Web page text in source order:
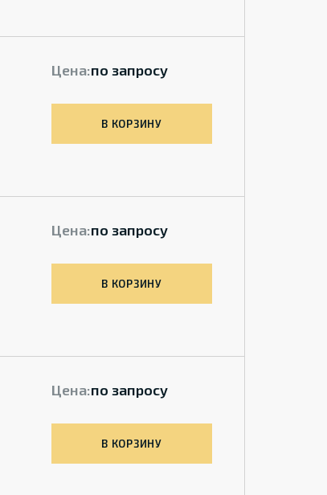
Цена:по запросу
В КОРЗИНУ
Цена:по запросу
В КОРЗИНУ
Цена:по запросу
В КОРЗИНУ